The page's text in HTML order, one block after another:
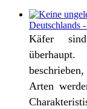
Deutschlands
Käfer
Arten